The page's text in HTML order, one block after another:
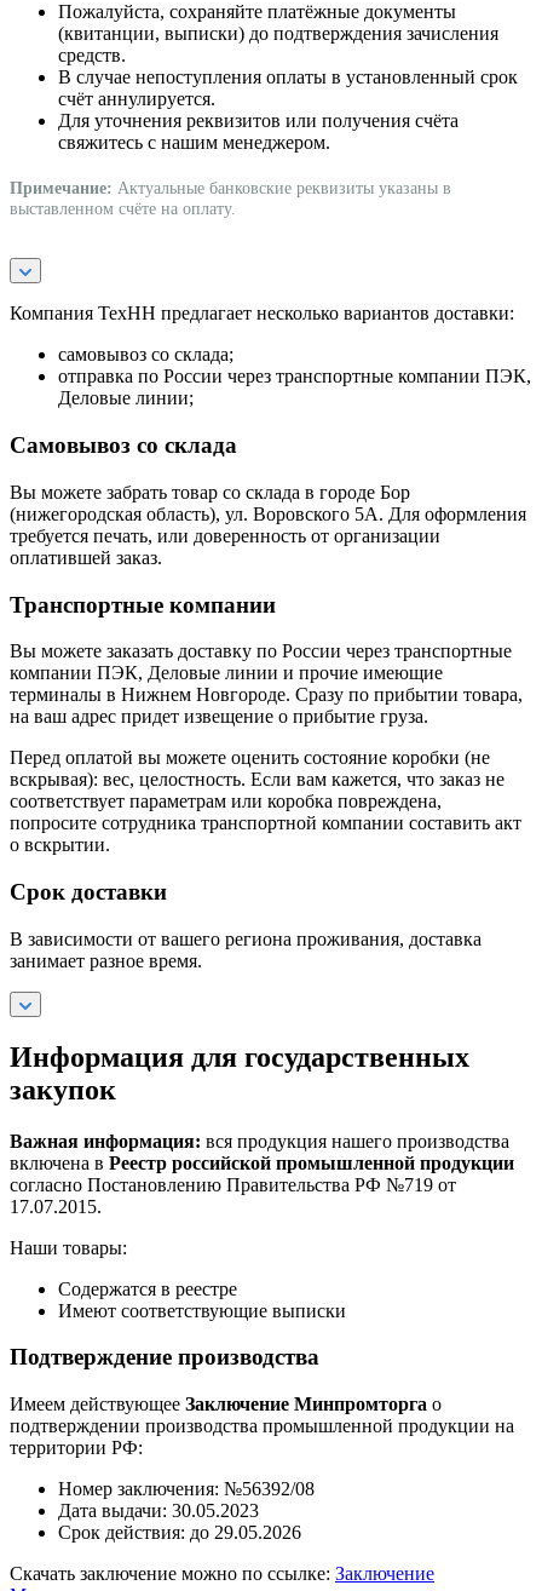
Пожалуйста, сохраняйте платёжные документы
(квитанции, выписки) до подтверждения зачисления
средств.
В случае непоступления оплаты в установленный срок
счёт аннулируется.
Для уточнения реквизитов или получения счёта
свяжитесь с нашим менеджером.
Примечание: Актуальные банковские реквизиты указаны в
выставленном счёте на оплату.
Компания ТехНН предлагает несколько вариантов доставки:
самовывоз со склада;
отправка по России через транспортные компании ПЭК,
Деловые линии;
Самовывоз со склада
Вы можете забрать товар со склада в городе Бор
(нижегородская область), ул. Воровского 5А. Для оформления
требуется печать, или доверенность от организации
оплатившей заказ.
Транспортные компании
Вы можете заказать доставку по России через транспортные
компании ПЭК, Деловые линии и прочие имеющие
терминалы в Нижнем Новгороде. Сразу по прибытии товара,
на ваш адрес придет извещение о прибытие груза.
Перед оплатой вы можете оценить состояние коробки (не
вскрывая): вес, целостность. Если вам кажется, что заказ не
соответствует параметрам или коробка повреждена,
попросите сотрудника транспортной компании составить акт
о вскрытии.
Срок доставки
В зависимости от вашего региона проживания, доставка
занимает разное время.
Информация для государственных
закупок
Важная информация: вся продукция нашего производства
включена в Реестр российской промышленной продукции
согласно Постановлению Правительства РФ №719 от
17.07.2015.
Наши товары:
Содержатся в реестре
Имеют соответствующие выписки
Подтверждение производства
Имеем действующее Заключение Минпромторга о
подтверждении производства промышленной продукции на
территории РФ:
Номер заключения: №56392/08
Дата выдачи: 30.05.2023
Срок действия: до 29.05.2026
Скачать заключение можно по ссылке: Заключение